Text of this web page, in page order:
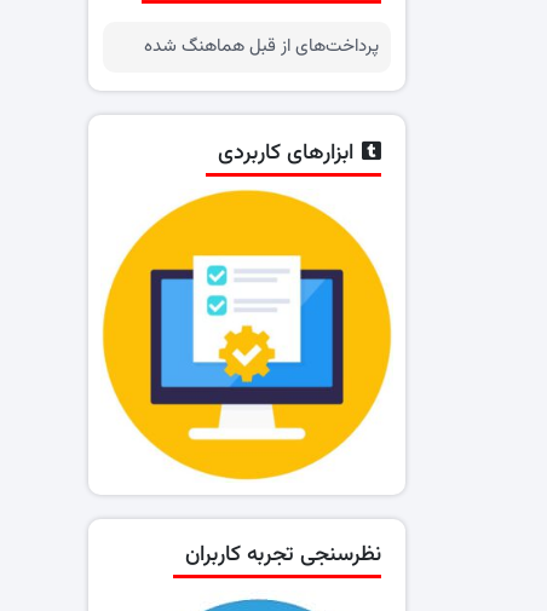
پرداخت‌های از قبل هماهنگ شده
ابزارهای کاربردی
نظرسنجی تجربه کاربران